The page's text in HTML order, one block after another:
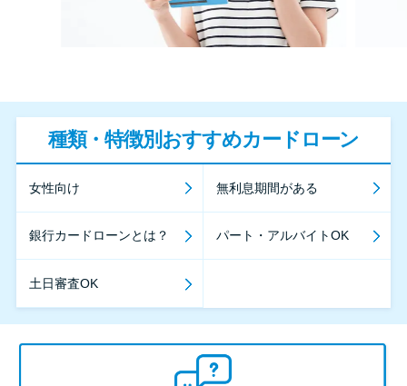
種類・特徴別おすすめカードローン
女性向け 無利息期間がある
銀行カードローンとは？ パート・アルバイトOK
土日審査OK